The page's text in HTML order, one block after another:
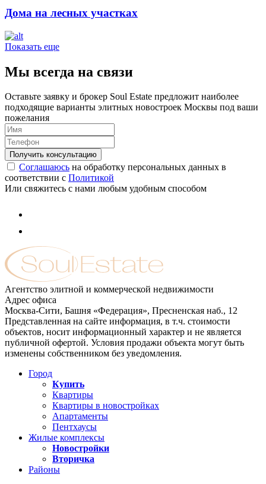
Дома на лесных участках
Показать еще
Мы всегда на связи
Оставьте заявку и брокер Soul Estate предложит наиболее
подходящие варианты элитных новостроек Москвы под ваши
пожелания
Соглашаюсь на обработку персональных данных в
соответствии с Политикой
Или свяжитесь с нами любым удобным способом
Агентство элитной и коммерческой недвижимости
Адрес офиса
Москва-Сити, Башня «Федерация», Пресненская наб., 12
Представленная на сайте информация, в т.ч. стоимости
объектов, носит информационный характер и не является
публичной офертой. Условия продажи объекта могут быть
изменены собственником без уведомления.
Город
Купить
Квартиры
Квартиры в новостройках
Апартаменты
Пентхаусы
Жилые комплексы
Новостройки
Вторичка
Районы